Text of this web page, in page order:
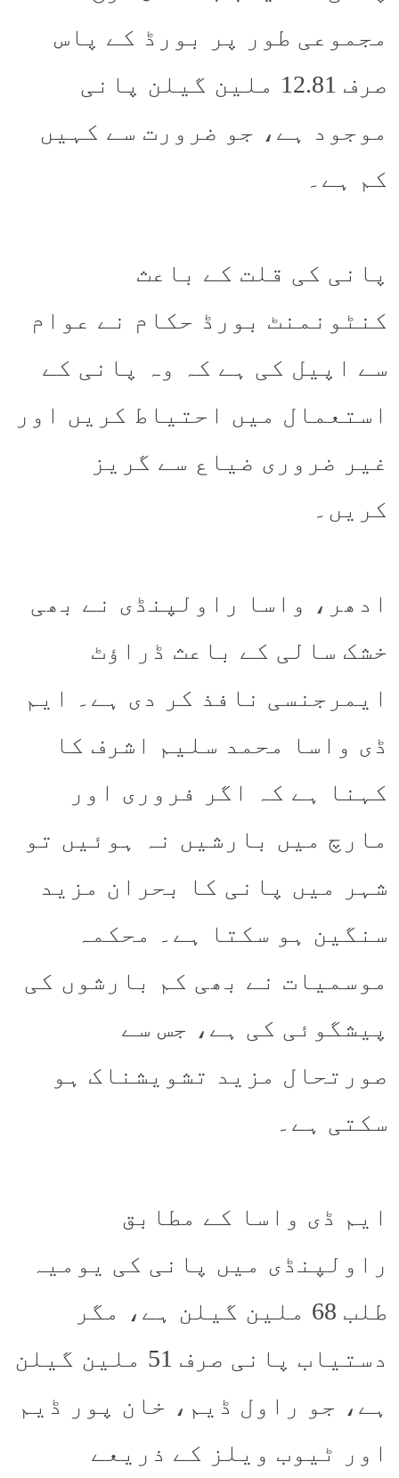
مجموعی طور پر بورڈ کے پاس
صرف 12.81 ملین گیلن پانی
موجود ہے، جو ضرورت سے کہیں
کم ہے۔
پانی کی قلت کے باعث
کنٹونمنٹ بورڈ حکام نے عوام
سے اپیل کی ہے کہ وہ پانی کے
استعمال میں احتیاط کریں اور
غیر ضروری ضیاع سے گریز
کریں۔
ادھر، واسا راولپنڈی نے بھی
خشک سالی کے باعث ڈراؤٹ
ایمرجنسی نافذ کر دی ہے۔ ایم
ڈی واسا محمد سلیم اشرف کا
کہنا ہے کہ اگر فروری اور
مارچ میں بارشیں نہ ہوئیں تو
شہر میں پانی کا بحران مزید
سنگین ہو سکتا ہے۔ محکمہ
موسمیات نے بھی کم بارشوں کی
پیشگوئی کی ہے، جس سے
صورتحال مزید تشویشناک ہو
سکتی ہے۔
ایم ڈی واسا کے مطابق
راولپنڈی میں پانی کی یومیہ
طلب 68 ملین گیلن ہے، مگر
دستیاب پانی صرف 51 ملین گیلن
ہے، جو راول ڈیم، خان پور ڈیم
اور ٹیوب ویلز کے ذریعے